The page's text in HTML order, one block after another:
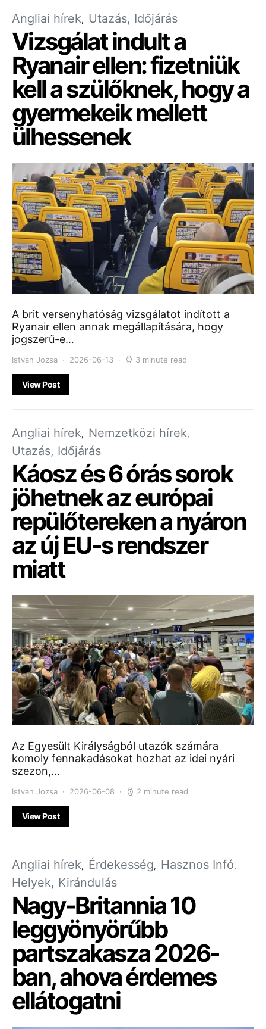
Angliai hírek Utazás, Időjárás
Vizsgálat indult a
Ryanair ellen: fizetniük
kell a szülőknek, hogy a
gyermekeik mellett
ülhessenek
A brit versenyhatóság vizsgálatot indított a
Ryanair ellen annak megállapítására, hogy
jogszerű-e…
Istvan Jozsa 2026-06-13 3 minute read
View Post
Angliai hírek Nemzetközi hírek
Utazás, Időjárás
Káosz és 6 órás sorok
jöhetnek az európai
repülőtereken a nyáron
az új EU-s rendszer
miatt
Az Egyesült Királyságból utazók számára
komoly fennakadásokat hozhat az idei nyári
szezon,…
Istvan Jozsa 2026-06-08 2 minute read
View Post
Angliai hírek Érdekesség Hasznos Infó
Helyek, Kirándulás
Nagy-Britannia 10
leggyönyörűbb
partszakasza 2026-
ban, ahova érdemes
ellátogatni